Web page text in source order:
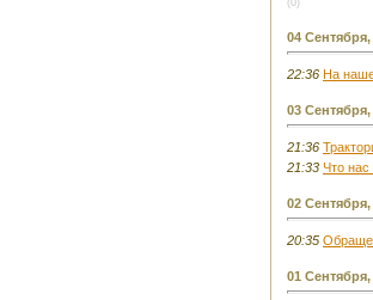
(0)
04
22:36 На
03
21:36
21:33 Что нас
02
20:35
01